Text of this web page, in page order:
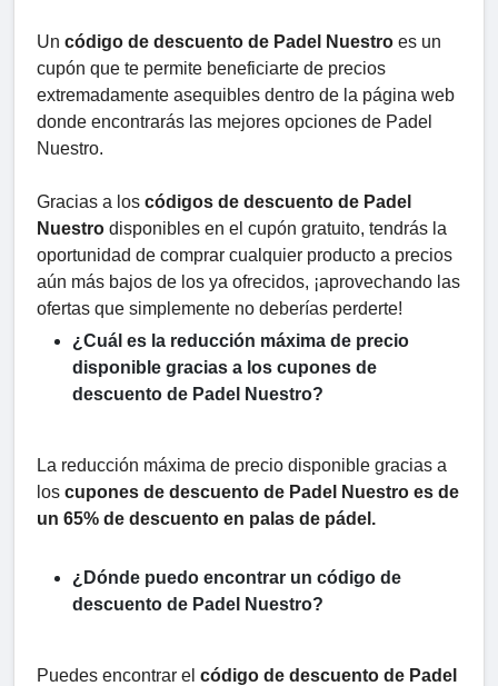
Un código de descuento de Padel Nuestro es un
cupón que te permite beneficiarte de precios
extremadamente asequibles dentro de la página web
donde encontrarás las mejores opciones de Padel
Nuestro.
Gracias a los códigos de descuento de Padel
Nuestro disponibles en el cupón gratuito, tendrás la
oportunidad de comprar cualquier producto a precios
aún más bajos de los ya ofrecidos, ¡aprovechando las
ofertas que simplemente no deberías perderte!
¿Cuál es la reducción máxima de precio
disponible gracias a los cupones de
descuento de Padel Nuestro?
La reducción máxima de precio disponible gracias a
los cupones de descuento de Padel Nuestro es de
un 65% de descuento en palas de pádel.
¿Dónde puedo encontrar un código de
descuento de Padel Nuestro?
Puedes encontrar el código de descuento de Padel